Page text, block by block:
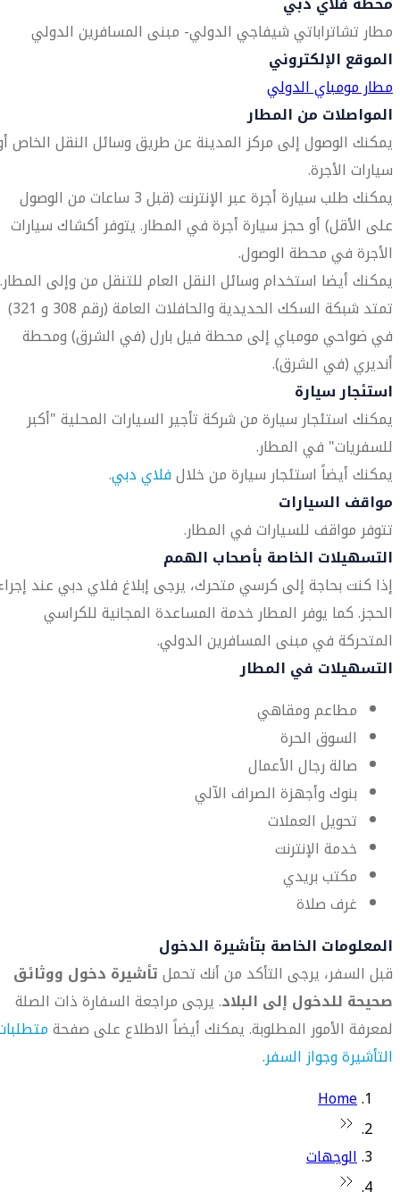
مطار تشاتراباتي شيفاجي الدولي- مبنى المسافرين الدولي
الموقع الإلكتروني
مطار مومباي الدولي
المواصلات من المطار
يمكنك الوصول إلى مركز المدينة عن طريق وسائل النقل الخاص
سيارات الأجرة.
يمكنك طلب سيارة أجرة عبر الإنترنت (قبل 3 ساعات من الوصول
على الأقل) أو حجز سيارة أجرة في المطار. يتوفر أكشاك سيارات
الأجرة في محطة الوصول.
يمكنك أيضا استخدام وسائل النقل العام للتنقل من وإلى المطار.
تمتد شبكة السكك الحديدية والحافلات العامة (رقم 308 و 321)
في ضواحي مومباي إلى محطة فيل بارل (في الشرق) ومحطة
أنديري (في الشرق).
استئجار سيارة
يمكنك استئجار سيارة من شركة تأجير السيارات المحلية "أكبر
للسفريات" في المطار.
يمكنك أيضاً استئجار سيارة من خلالفلاي دبي.
مواقف السيارات
تتوفر مواقف للسيارات في المطار.
التسهيلات الخاصة بأصحاب الهمم
إذا كنت بحاجة إلى كرسي متحرك، يرجى إبلاغ فلاي دبي عند
الحجز. كما يوفر المطار خدمة المساعدة المجانية للكراسي
المتحركة في مبنى المسافرين الدولي.
التسهيلات في المطار
مطاعم ومقاهي
السوق الحرة
صالة رجال الأعمال
بنوك وأجهزة الصراف الآلي
تحويل العملات
خدمة الإنترنت
مكتب بريدي
غرف صلاة
المعلومات الخاصة بتأشيرة الدخول
قبل السفر، يرجى التأكد من أنك تحملتأشيرة دخول ووثائق
صحيحة للدخول إلى البلاد. يرجى مراجعة السفارة ذات الصلة
لمعرفة الأمور المطلوبة. يمكنك أيضاً الاطلاع على صفحة
التأشيرة وجواز السفر.
Home
الوجهات